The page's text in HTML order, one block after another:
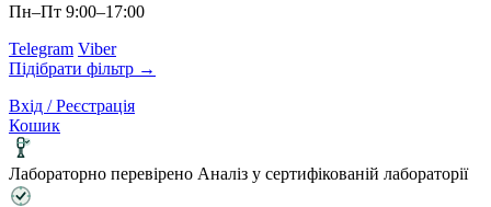
Пн–Пт 9:00–17:00
Telegram Viber
Підібрати фільтр →
Вхід / Реєстрація
Кошик
Лабораторно перевірено Аналіз у сертифікованій лабораторії